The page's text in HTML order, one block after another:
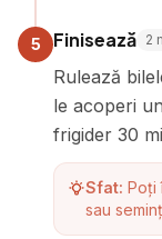
5 Finisează 2
Rulează
le acoperi
frigider 30
Sfat: Poți
sau